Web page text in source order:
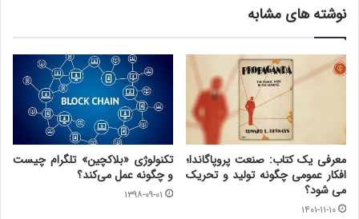
نوشته های مشابه
معرفی یک کتاب: صنعت پروپاگاندا؛
افکار عمومی چگونه تولید و تحریک
می شود؟
۱۴۰۱-۱۱-۱۰
تکنولوژی «بلاکچین» تلگرام چیست
و چگونه عمل می‌کند؟
۱۳۹۸-۰۹-۰۱